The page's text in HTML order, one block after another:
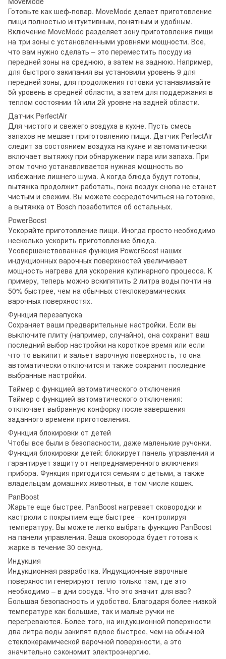
Готовьте как шеф-повар. MoveMode делает приготовление
пищи полностью интуитивным, понятным и удобным.
Включение MoveMode разделяет зону приготовления пищи
на три зоны с установленными уровнями мощности. Все,
что вам нужно сделать – это переместить посуду из
передней зоны на среднюю, а затем на заднюю. Например,
для быстрого закипания вы установили уровень 9 для
передней зоны, для продолжения готовки устанавливайте
5й уровень в средней области, а затем для поддержания в
теплом состоянии 1й или 2й уровне на задней области.
Датчик PerfectAir
Для чистого и свежего воздуха в кухне. Пусть смесь
запахов не мешает приготовлению пищи. Датчик PerfectAir
следит за состоянием воздуха на кухне и автоматически
включает вытяжку при обнаружении пара или запаха. При
этом точно устанавливается нужная мощность во
избежание лишнего шума. А когда блюда будут готовы,
вытяжка продолжит работать, пока воздух снова не станет
чистым и свежим. Вы можете сосредоточиться на готовке,
а вытяжка от Bosch позаботится об остальных.
PowerBoost
Ускоряйте приготовление пищи. Иногда просто необходимо
несколько ускорить приготовление блюда.
Усовершенствованная функция PowerBoost наших
индукционных варочных поверхностей увеличивает
мощность нагрева для ускорения кулинарного процесса. К
примеру, теперь можно вскипятить 2 литра воды почти на
50% быстрее, чем на обычных стеклокерамических
варочных поверхностях.
Функция перезапуска
Сохраняет ваши предварительные настройки. Если вы
выключите плиту (например, случайно), она сохранит ваш
последний выбор настройки на короткое время или если
что-то выкипит и зальет варочную поверхность, то она
автоматически отключится и также сохранит последние
выбранные настройки.
Таймер с функцией автоматического отключения
Таймер с функцией автоматического отключения:
отключает выбранную конфорку после завершения
заданного времени приготовления.
Функция блокировки от детей
Чтобы все были в безопасности, даже маленькие ручонки.
Функция блокировки детей: блокирует панель управления и
гарантирует защиту от непреднамеренного включения
прибора. Функция пригодится семьям с детьми, а также
владельцам домашних животных, в том числе кошек.
PanBoost
Жарьте еще быстрее. PanBoost нагревает сковородки и
кастрюли с покрытием еще быстрее – контролируя
температуру. Вы можете легко выбрать функцию PanBoost
на панели управления. Ваша сковорода будет готова к
жарке в течение 30 секунд.
Индукция
Индукционная разработка. Индукционные варочные
поверхности генерируют тепло только там, где это
необходимо – в дни сосуда. Что это значит для вас?
Большая безопасность и удобство. Благодаря более низкой
температуре как большие, так и малые ручки не
перегреваются. Более того, на индукционной поверхности
два литра воды закипят вдвое быстрее, чем на обычной
стеклокерамической варочной поверхности, а это
значительно сэкономит электроэнергию.